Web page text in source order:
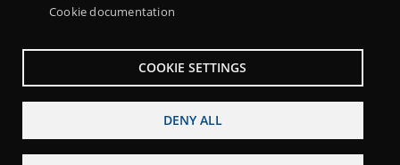
Cookie documentation
COOKIE SETTINGS
DENY ALL